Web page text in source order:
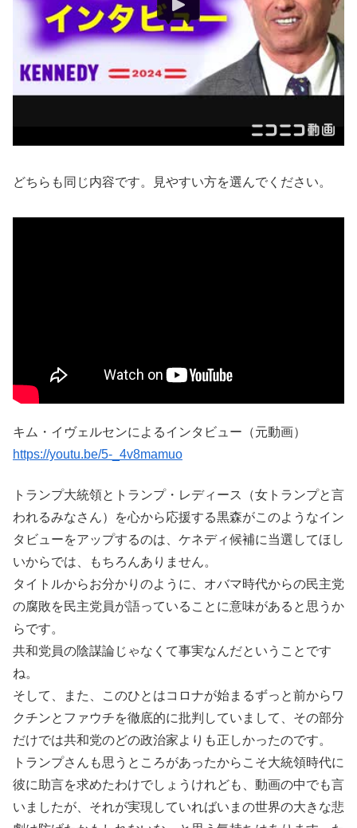
どちらも同じ内容です。見やすい方を選んでください。
キム・イヴェルセンによるインタビュー（元動画）
https://youtu.be/5-_4v8mamuo
トランプ大統領とトランプ・レディース（女トランプと言
われるみなさん）を心から応援する黒森がこのようなイン
タビューをアップするのは、ケネディ候補に当選してほし
いからでは、もちろんありません。
タイトルからお分かりのように、オバマ時代からの民主党
の腐敗を民主党員が語っていることに意味があると思うか
らです。
共和党員の陰謀論じゃなくて事実なんだということです
ね。
そして、また、このひとはコロナが始まるずっと前からワ
クチンとファウチを徹底的に批判していまして、その部分
だけでは共和党のどの政治家よりも正しかったのです。
トランプさんも思うところがあったからこそ大統領時代に
彼に助言を求めたわけでしょうけれども、動画の中でも言
いましたが、それが実現していればいまの世界の大きな悲